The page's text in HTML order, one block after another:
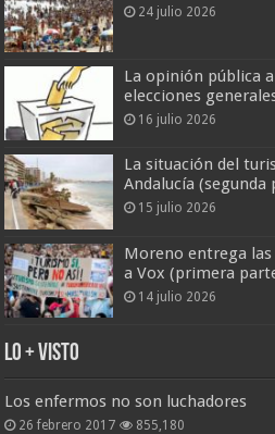
24 julio 2026
La opinión pública
elecciones
16 julio 2026
La situación del
Andalucía (segunda
15 julio 2026
Moreno entrega
a Vox (primera
14 julio 2026
Lo + Visto
Los enfermos no son luchadores
26 febrero 2017 855,180